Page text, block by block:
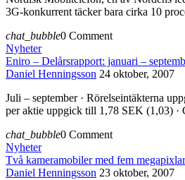
3G-konkurrent täcker bara cirka 10
chat_bubble0 Comment
Nyheter
Eniro – Delårsrapport: januari –
Daniel Henningsson 24 oktober, 2007
Juli – september · Rörelseintäkterna
per aktie uppgick till 1,78 SEK (1,03) ·
chat_bubble0 Comment
Nyheter
Två kameramobiler med fem
Daniel Henningsson 23 oktober, 2007